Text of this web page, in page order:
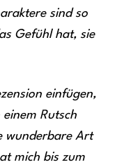
sind so
Gefühl hat, sie
einfügen,
einem Rutsch
wunderbare Art
mich bis zum